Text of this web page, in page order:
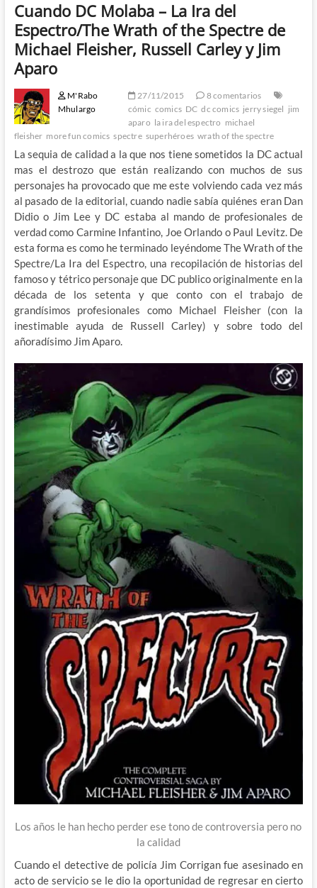
Cuando DC Molaba – La Ira del
Espectro/The Wrath of the Spectre de
Michael Fleisher, Russell Carley y Jim
Aparo
M'Rabo
Mhulargo
27/11/2015
8 comentarios
cómic comics DC dc comics jerry siegel jim
aparo la ira del espectro michael
fleisher more fun comics spectre superhéroes wrath of the spectre
La sequia de calidad a la que nos tiene sometidos la DC actual
mas el destrozo que están realizando con muchos de sus
personajes ha provocado que me este volviendo cada vez más
al pasado de la editorial, cuando nadie sabía quiénes eran Dan
Didio o Jim Lee y DC estaba al mando de profesionales de
verdad como Carmine Infantino, Joe Orlando o Paul Levitz. De
esta forma es como he terminado leyéndome The Wrath of the
Spectre/La Ira del Espectro, una recopilación de historias del
famoso y tétrico personaje que DC publico originalmente en la
década de los setenta y que conto con el trabajo de
grandísimos profesionales como Michael Fleisher (con la
inestimable ayuda de Russell Carley) y sobre todo del
añoradísimo Jim Aparo.
Los años le han hecho perder ese tono de controversia pero no
la calidad
Cuando el detective de policía Jim Corrigan fue asesinado en
acto de servicio se le dio la oportunidad de regresar en cierto